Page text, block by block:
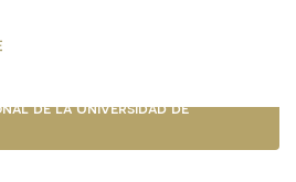
de la Universidad de